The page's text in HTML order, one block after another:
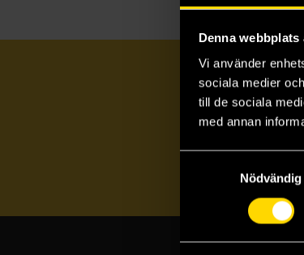
Denna
Vi använder
sociala medier
till de sociala
med annan
Nödvändig